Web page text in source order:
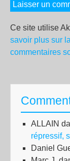
Ce site utilise
savoir plus sur
commentaires
ALLAIN
répressif,
Daniel